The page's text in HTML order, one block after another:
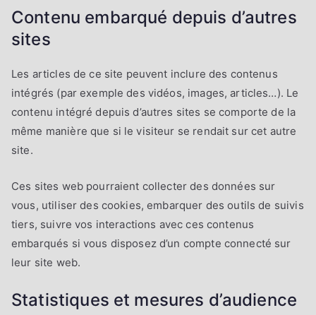
Contenu embarqué depuis d’autres
sites
Les articles de ce site peuvent inclure des contenus
intégrés (par exemple des vidéos, images, articles…). Le
contenu intégré depuis d’autres sites se comporte de la
même manière que si le visiteur se rendait sur cet autre
site.
Ces sites web pourraient collecter des données sur
vous, utiliser des cookies, embarquer des outils de suivis
tiers, suivre vos interactions avec ces contenus
embarqués si vous disposez d’un compte connecté sur
leur site web.
Statistiques et mesures d’audience